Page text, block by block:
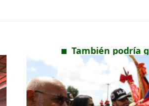
También podría